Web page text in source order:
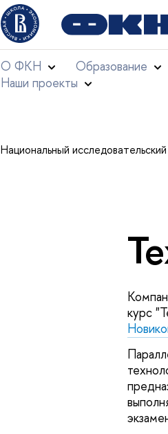
О ФКН Образование
Наши проекты
Национальный
курс